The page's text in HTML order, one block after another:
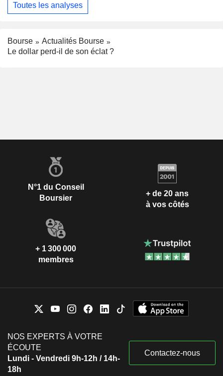
Toutes les analyses
Bourse
Actualités Bourse
Le dollar perd-il de son éclat ?
N°1 du Conseil
Boursier
+ de 20 ans
à vos côtés
+ 1 300 000
membres
NOS EXPERTS À VOTRE
ÉCOUTE
Lundi - Vendredi 9h-12h / 14h-
18h
Contactez-nous